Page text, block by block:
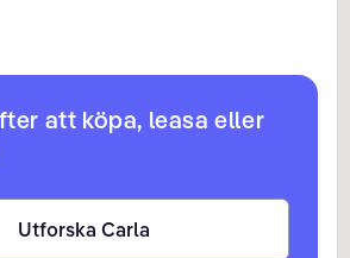
att köpa, leasa eller
Utforska Carla